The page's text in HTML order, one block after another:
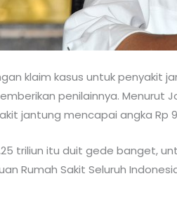
klaim kasus untuk penyakit
penilainnya. Menurut
jantung mencapai angka Rp
triliun itu duit gede banget,
Rumah Sakit Seluruh